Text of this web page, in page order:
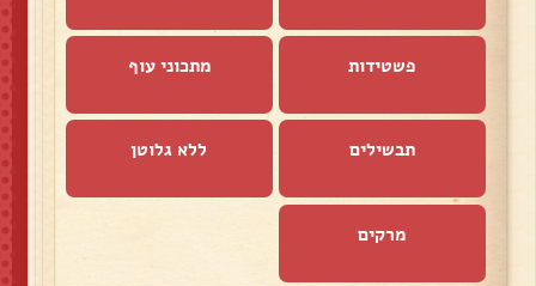
פשטידות מתכוני עוף
תבשילים ללא גלוטן
מרקים